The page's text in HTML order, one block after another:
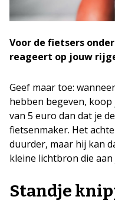
Voor de fietsers
reageert op jouw
Geef maar toe:
hebben begeven,
van 5 euro dan dat je
fietsenmaker. Het
duurder, maar hij kan
kleine lichtbron die
Standje